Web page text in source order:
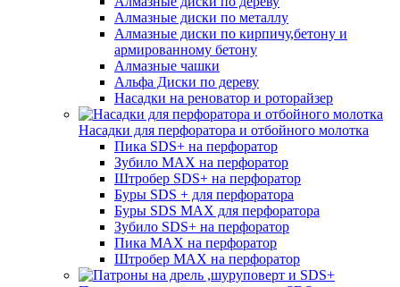
Алмазные диски по металлу
Алмазные диски по кирпичу,бетону и
армированному бетону
Алмазные чашки
Альфа Диски по дереву
Насадки на реноватор и роторайзер
Насадки для перфоратора и отбойного молотка
Пика SDS+ на перфоратор
Зубило MAX на перфоратор
Штробер SDS+ на перфоратор
Буры SDS + для перфоратора
Буры SDS MAX для перфоратора
Зубило SDS+ на перфоратор
Пика MAX на перфоратор
Штробер MAX на перфоратор